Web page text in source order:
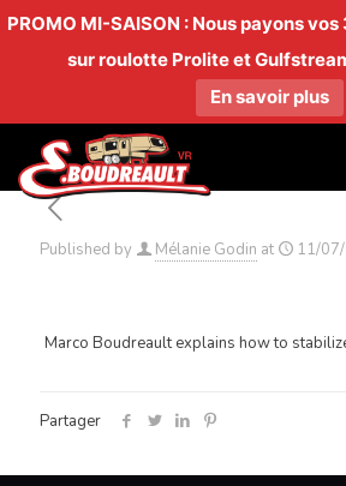
PROMO MI-SAISON : Nous payons
sur roulotte Prolite et
En savoir plus
Published by Mélanie Godin at 11/
Marco Boudreault explains how to
Partager